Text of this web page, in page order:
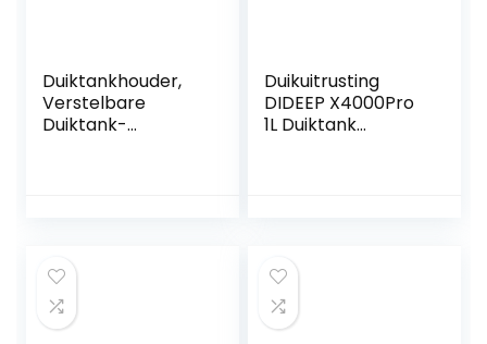
Duiktankhouder,
Verstelbare
Duiktank-
Duikuitrusting
DIDEEP X4000Pro
1L Duiktank